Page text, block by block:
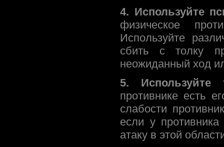
4. Используйте
физическое
Используйте
сбить с толку
неожиданный ход
5. Используйте
противнике есть
слабости
если у
атаку в этой